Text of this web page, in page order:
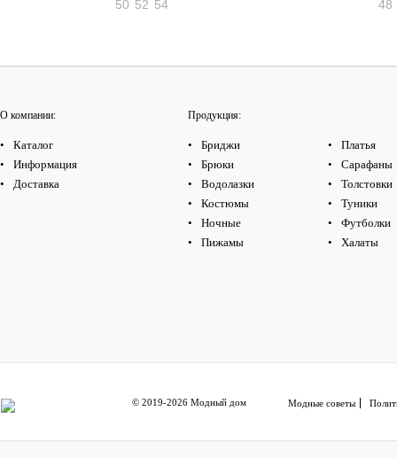
50 52 54 48
О компании:
Каталог
Информация
Доставка
Продукция:
Бриджи
Брюки
Водолазки
Костюмы
Ночные
Пижамы
Платья
Сарафаны
Толстовки
Туники
Футболки
Халаты
© 2019-2026 Модный дом Модные советы